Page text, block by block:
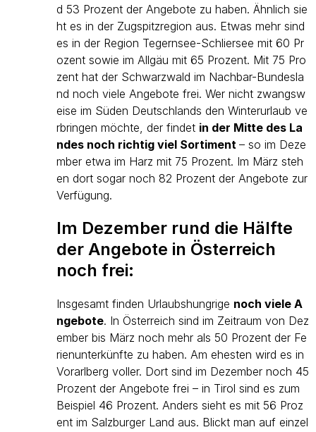
d 53 Prozent der Angebote zu haben. Ähnlich sie
ht es in der Zugspitzregion aus. Etwas mehr sind
es in der Region Tegernsee-Schliersee mit 60 Pr
ozent sowie im Allgäu mit 65 Prozent. Mit 75 Pro
zent hat der Schwarzwald im Nachbar-Bundesla
nd noch viele Angebote frei. Wer nicht zwangsw
eise im Süden Deutschlands den Winterurlaub ve
rbringen möchte, der findet in der Mitte des La
ndes noch richtig viel Sortiment – so im Deze
mber etwa im Harz mit 75 Prozent. Im März steh
en dort sogar noch 82 Prozent der Angebote zur
Verfügung.
Im Dezember rund die Hälfte
der Angebote in Österreich
noch frei:
Insgesamt finden Urlaubshungrige noch viele A
ngebote. In Österreich sind im Zeitraum von Dez
ember bis März noch mehr als 50 Prozent der Fe
rienunterkünfte zu haben. Am ehesten wird es in
Vorarlberg voller. Dort sind im Dezember noch 45
Prozent der Angebote frei – in Tirol sind es zum
Beispiel 46 Prozent. Anders sieht es mit 56 Proz
ent im Salzburger Land aus. Blickt man auf einzel